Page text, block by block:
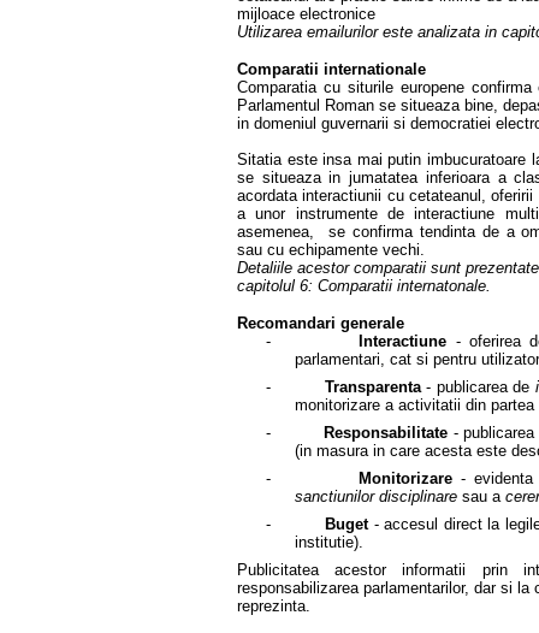
mijloace electronice
Utilizarea emailurilor este analizata in
Comparatii internationale
Comparatia cu siturile europene
Parlamentul Roman se situeaza bine,
in domeniul guvernarii si democratiei
Sitatia este insa mai putin imbucuratoare
se situeaza in jumatatea inferioara a
acordata interactiunii cu cetateanul,
a unor instrumente de interactiune
asemenea, se confirma tendinta de a
sau cu echipamente vechi.
Detaliile acestor comparatii sunt
capitolul 6: Comparatii internatonale.
Recomandari generale
-
Interactiune - oferirea
parlamentari, cat si pentru
- Transparenta- publicarea de
monitorizare a activitatii din partea
-
Responsabilitate -
(in masura in care acesta este
-
Monitorizare- evidenta
sanctiunilor disciplinare sau a
-
Buget - accesul direct la
institutie).
Publicitatea acestor informatii prin
responsabilizarea parlamentarilor, dar si
reprezinta.